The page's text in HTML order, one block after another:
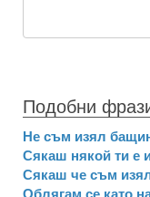
Подобни
Не съм изял
Сякаш някой ти е
Сякаш че съм
Облягам се като